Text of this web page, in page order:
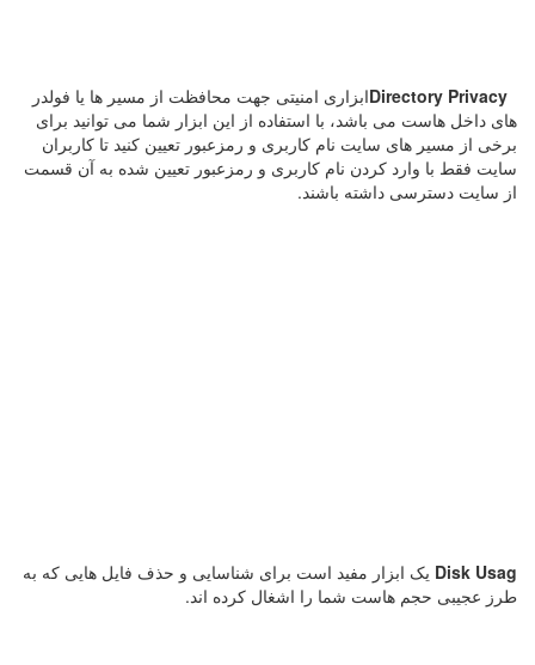
ابزاری امنیتی جهت محافظت از مسیر ها یا فولدر
های داخل هاست می باشد، با استفاده از این ابزار شما می توانید برای
برخی از مسیر های سایت نام کاربری و رمزعبور تعیین کنید تا کاربران
سایت فقط با وارد کردن نام کاربری و رمزعبور تعیین شده به آن قسمت
از سایت دسترسی داشته باشند.
Disk Usag یک ابزار مفید است برای شناسایی و حذف فایل هایی که به
طرز عجیبی حجم هاست شما را اشغال کرده اند.